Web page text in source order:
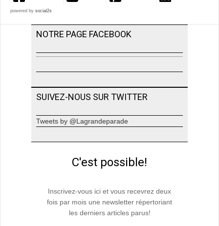
powered by social2s
NOTRE PAGE FACEBOOK
SUIVEZ-NOUS SUR TWITTER
Tweets by @Lagrandeparade
C'est possible!
Inscrivez-vous ici et vous recevrez deux
fois par mois une newsletter répertoriant
les derniers articles parus!